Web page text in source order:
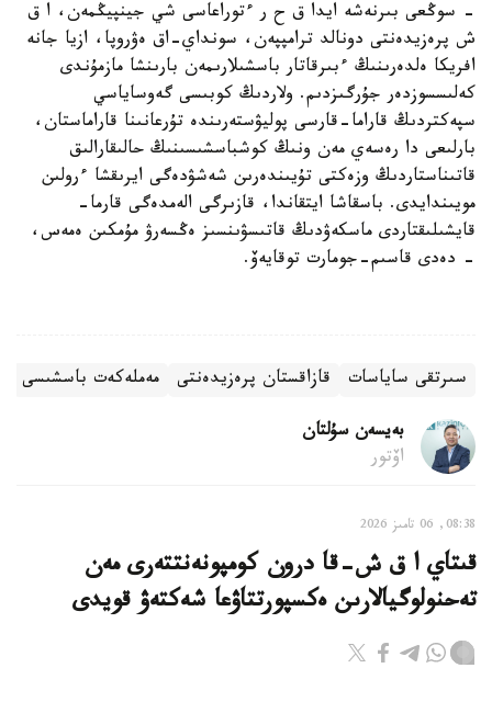
- سوڭعى بىرنەشە ايدا ق ح ر ءتوراعاسى شي جينپيڭمەن، ا ق
ش پرەزيدەنتى دونالد ترامپپەن، سونداي-اق ەۋروپا، ازيا جانە
افريكا ەلدەرىنىڭ ءبىرقاتار باسشىلارىمەن بارىنشا مازمۇندى
كەلىسسوزدەر جۇرگىزدىم. ولاردىڭ كوبىسى گەوساياسي
سپەكتردىڭ قاراما-قارسى پوليۋستەرىندە تۇرعانىنا قاراماستان،
بارلىعى دا رەسەي مەن ونىڭ كوشباسشىسىنىڭ حالىقارالىق
قاتىناستاردىڭ وزەكتى تۇيىندەرىن شەشۋدەگى ايرىقشا ءرولىن
مويىندايدى. باسقاشا ايتقاندا، قازىرگى الەمدەگى قارما-
قايشىلىقتاردى ماسكەۋدىڭ قاتىسۋىنسىز ەڭسەرۋ مۇمكىن ەمەس،
- دەدى قاسىم-جومارت توقايەۆ.
سىرتقى ساياسات قازاقستان پرەزيدەنتى مەملەكەت باسشىسى
بەيسەن سۇلتان
اۆتور
08:38, 06 تامىز 2026
قىتاي ا ق ش-قا درون كومپونەنتتەرى مەن
تەحنولوگيالارىن ەكسپورتتاۋعا شەكتەۋ قويدى